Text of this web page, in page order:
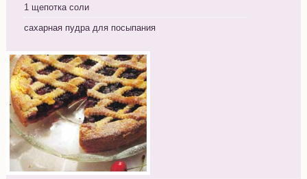
1 щепотка соли
сахарная пудра для посыпания